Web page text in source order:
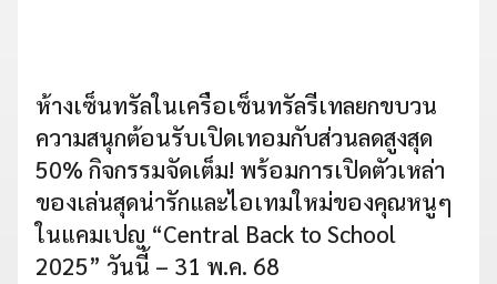
ห้างเซ็นทรัลในเครือเซ็นทรัลรีเทลยกขบวน
ความสนุกต้อนรับเปิดเทอมกับส่วนลดสูงสุด
50% กิจกรรมจัดเต็ม! พร้อมการเปิดตัวเหล่า
ของเล่นสุดน่ารักและไอเทมใหม่ของคุณหนูๆ
ในแคมเปญ “Central Back to School
2025” วันนี้ – 31 พ.ค. 68